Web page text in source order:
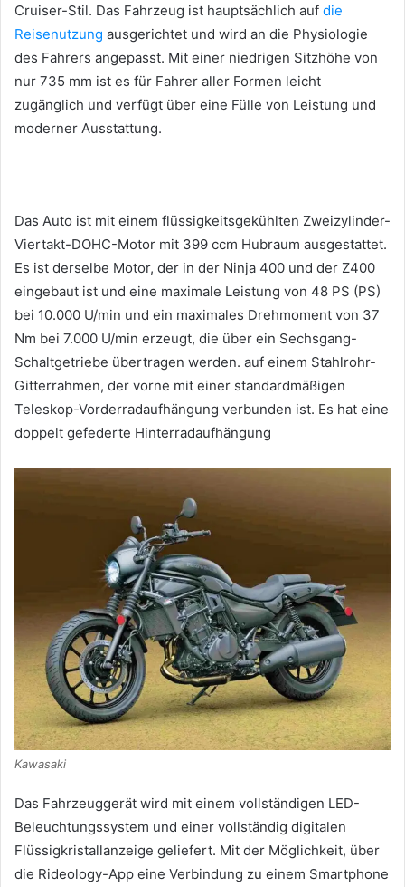
Cruiser-Stil. Das Fahrzeug ist hauptsächlich auf die
Reisenutzung ausgerichtet und wird an die Physiologie
des Fahrers angepasst. Mit einer niedrigen Sitzhöhe von
nur 735 mm ist es für Fahrer aller Formen leicht
zugänglich und verfügt über eine Fülle von Leistung und
moderner Ausstattung.
Das Auto ist mit einem flüssigkeitsgekühlten Zweizylinder-
Viertakt-DOHC-Motor mit 399 ccm Hubraum ausgestattet.
Es ist derselbe Motor, der in der Ninja 400 und der Z400
eingebaut ist und eine maximale Leistung von 48 PS (PS)
bei 10.000 U/min und ein maximales Drehmoment von 37
Nm bei 7.000 U/min erzeugt, die über ein Sechsgang-
Schaltgetriebe übertragen werden. auf einem Stahlrohr-
Gitterrahmen, der vorne mit einer standardmäßigen
Teleskop-Vorderradaufhängung verbunden ist. Es hat eine
doppelt gefederte Hinterradaufhängung
Kawasaki
Das Fahrzeuggerät wird mit einem vollständigen LED-
Beleuchtungssystem und einer vollständig digitalen
Flüssigkristallanzeige geliefert. Mit der Möglichkeit, über
die Rideology-App eine Verbindung zu einem Smartphone